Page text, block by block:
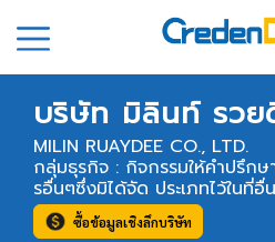
บริษัท มิลินท์ รวย
MILIN RUAYDEE CO., LTD.
กลุ่มธุรกิจ : กิจกรรมให้คำปรึกษ
รอื่นๆซึ่งมิได้จัด ประเภทไว้ในที่อื่น
ซื้อข้อมูลเชิงลึกบริษัท